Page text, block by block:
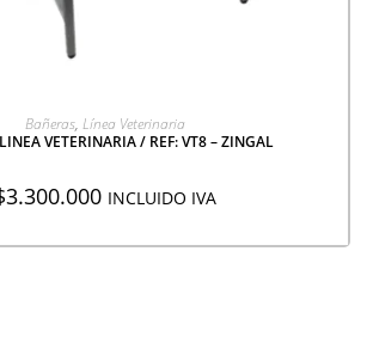
AGREGAR A COTIZACIÓN
Bañeras, Línea Veterinaria
VETERINARIA / REF: VT8 – ZINGAL
3.300.000 INCLUIDO IVA